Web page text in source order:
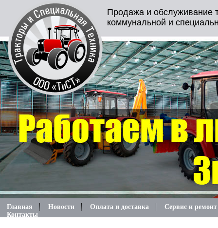
Продажа и обслуживание
коммунальной и
Главная Новости Оплата и доставка
Сервис и ремонт
Контакты